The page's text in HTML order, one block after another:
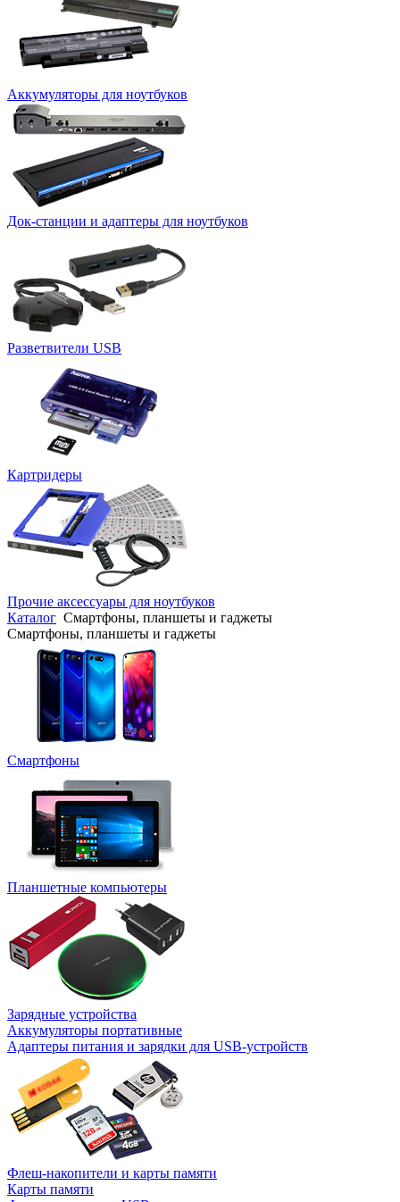
Аккумуляторы для ноутбуков
Док-станции и адаптеры для ноутбуков
Разветвители USB
Картридеры
Прочие аксессуары для ноутбуков
Каталог Смартфоны, планшеты и гаджеты
Смартфоны, планшеты и гаджеты
Смартфоны
Планшетные компьютеры
Зарядные устройства
Аккумуляторы портативные
Адаптеры питания и зарядки для USB-устройств
Флеш-накопители и карты памяти
Карты памяти